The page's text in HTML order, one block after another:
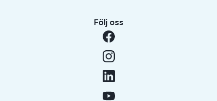
Följ oss